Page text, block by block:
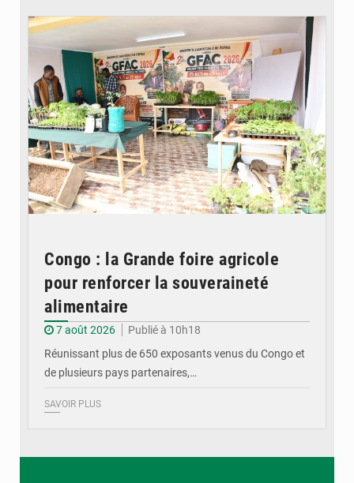
Congo : la Grande foire agricole
pour renforcer la souveraineté
alimentaire
7 août 2026
Publié à 10h18
Réunissant plus de 650 exposants venus du Congo et
de plusieurs pays partenaires,…
SAVOIR PLUS